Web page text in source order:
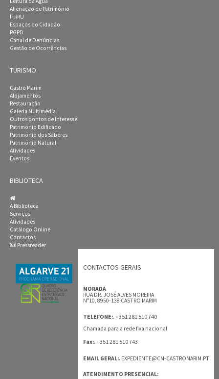
Alienação de Património
IFRRU
Espaços do Cidadão
RGPD
Canal de Denúncias
Gestão de Ocorrências
TURISMO
Castro Marim
Alojamentos
Restauração
Galeria Multimédia
Outros pontos de Interesse
Património Edificado
Património dos Saberes
Património Natural
Atividades
Eventos
BIBLIOTECA
A Biblioteca
Serviços
Atividades
Catálogo Online
Contactos
Pressreader
CONTACTOS GERAIS
MORADA
RUA DR. JOSÉ ALVES MOREIRA
Nº10, 8950-138 CASTRO MARIM
TELEFONE:.+351 281 510 740
Chamada para a rede fixa nacional
Fax:.+351 281 510 743
EMAIL GERAL:. EXPEDIENTE@CM-CASTROMARIM.PT
ATENDIMENTO PRESENCIAL: